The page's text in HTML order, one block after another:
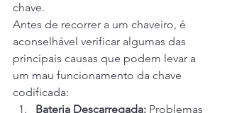
chave.
Antes de recorrer a um chaveiro, é
aconselhável verificar algumas das
principais causas que podem levar a
um mau funcionamento da chave
codificada:
Bateria Descarregada: Problemas